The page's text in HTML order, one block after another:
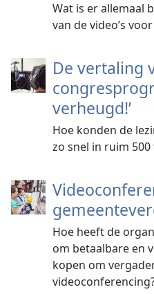
Wat is er allemaal
van de video’s
De vertaling
verheugd!’
Hoe konden de
zo snel in ruim
Hoe heeft de
om betaalbare en
kopen om